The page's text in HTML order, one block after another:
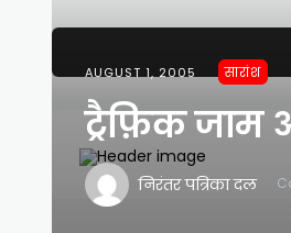
AUGUST 1, 2005 सारांश
ट्रैफ़िक
निरंतर पत्रिका दल